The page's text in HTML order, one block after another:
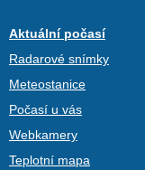
Aktuální počasí
Radarové snímky
Meteostanice
Počasí u vás
Webkamery
Teplotní mapa